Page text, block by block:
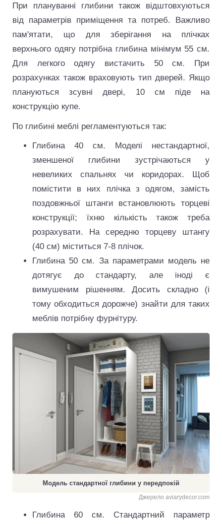
При плануванні глибини також відштовхуються
від параметрів приміщення та потреб. Важливо
пам'ятати, що для зберігання на плічках
верхнього одягу потрібна глибина мінімум 55 см.
Для легкого одягу вистачить 50 см. При
розрахунках також враховують тип дверей. Якщо
плануються зсувні двері, 10 см піде на
конструкцію купе.
По глибині меблі регламентуються так:
Глибина 40 см. Моделі нестандартної,
зменшеної глибини зустрічаються у
невеликих спальнях чи коридорах. Щоб
помістити в них плічка з одягом, замість
поздовжньої штанги встановлюють торцеві
конструкції; їхню кількість також треба
розрахувати. На середню торцеву штангу
(40 см) міститься 7-8 плічок.
Глибина 50 см. За параметрами модель не
дотягує до стандарту, але іноді є
вимушеним рішенням. Досить складно (і
тому обходиться дорожче) знайти для таких
меблів потрібну фурнітуру.
Модель стандартної глибини у передпокій
Джерело aviarydecor.com
Глибина 60 см. Стандартний параметр